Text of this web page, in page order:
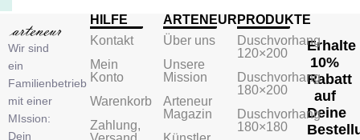
Wir sind
ein
Familienbetrieb
mit einer
MIssion:
Dein
HILFE
Kontakt
Mein
Konto
Warenkorb
Zahlung,
ARTENEUR
Über uns
Unsere
Mission
Arteneur
Magazin
PRODUKTE
Duschvorhang
120×200
Duschvorhang
180×200
Duschvorhang
180×180
Erhalte
10%
Rabatt
auf
Deine